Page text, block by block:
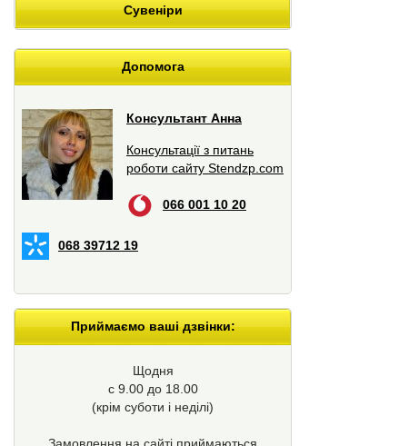
Сувеніри
Допомога
Консультант Анна
Консультації з питань
роботи сайту Stendzp.com
066 001 10 20
068 39712 19
Приймаємо ваші дзвінки:
Щодня
с 9.00 до 18.00
(крім суботи і неділі)